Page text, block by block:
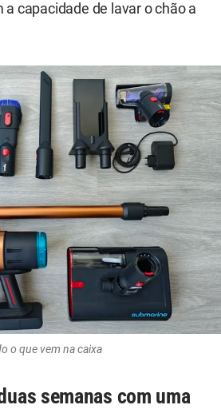
capacidade de lavar o chão a
o que vem na caixa
semanas com uma